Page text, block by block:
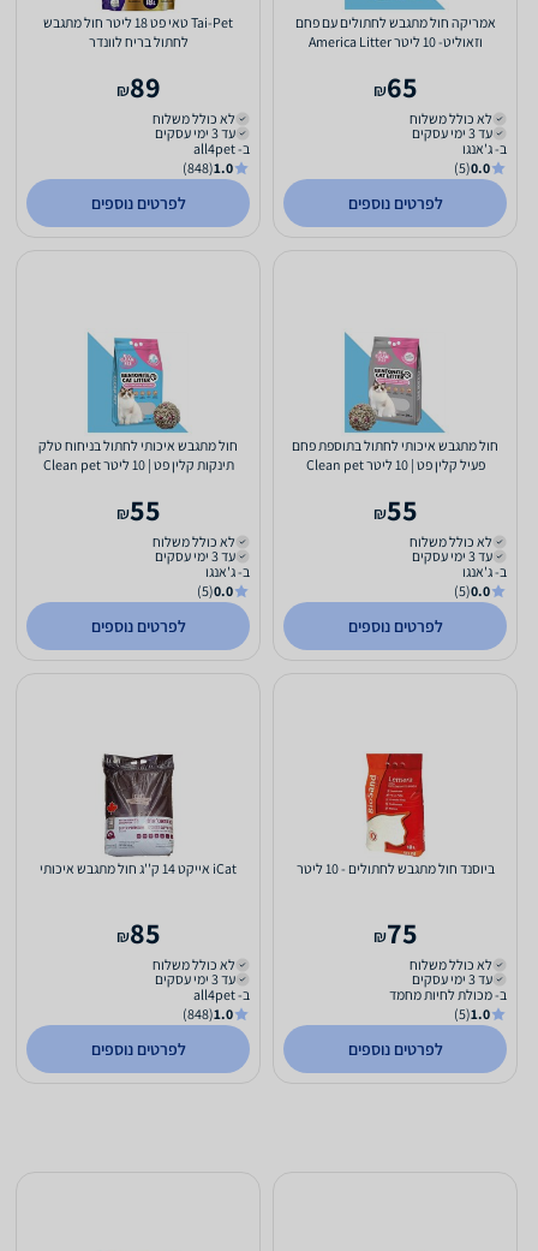
אמריקה חול מתגבש לחתולים עם פחם
וזאוליט- 10 ליטר America Litter
65
₪
לא כולל משלוח
עד 3 ימי עסקים
ב- ג'אנגו
0.0
(5)
לפרטים נוספים
Tai-Pet טאי פט 18 ליטר חול מתגבש
לחתול בריח לוונדר
89
₪
לא כולל משלוח
עד 3 ימי עסקים
ב- all4pet
1.0
(848)
לפרטים נוספים
חול מתגבש איכותי לחתול בתוספת פחם
פעיל קלין פט | 10 ליטר Clean pet
55
₪
לא כולל משלוח
עד 3 ימי עסקים
ב- ג'אנגו
0.0
(5)
לפרטים נוספים
חול מתגבש איכותי לחתול בניחוח טלק
תינקות קלין פט | 10 ליטר Clean pet
55
₪
לא כולל משלוח
עד 3 ימי עסקים
ב- ג'אנגו
0.0
(5)
לפרטים נוספים
ביוסנד חול מתגבש לחתולים - 10 ליטר
75
₪
לא כולל משלוח
עד 3 ימי עסקים
ב- מכולת לחיות מחמד
1.0
(5)
לפרטים נוספים
iCat אייקט 14 ק''ג חול מתגבש איכותי
85
₪
לא כולל משלוח
עד 3 ימי עסקים
ב- all4pet
1.0
(848)
לפרטים נוספים